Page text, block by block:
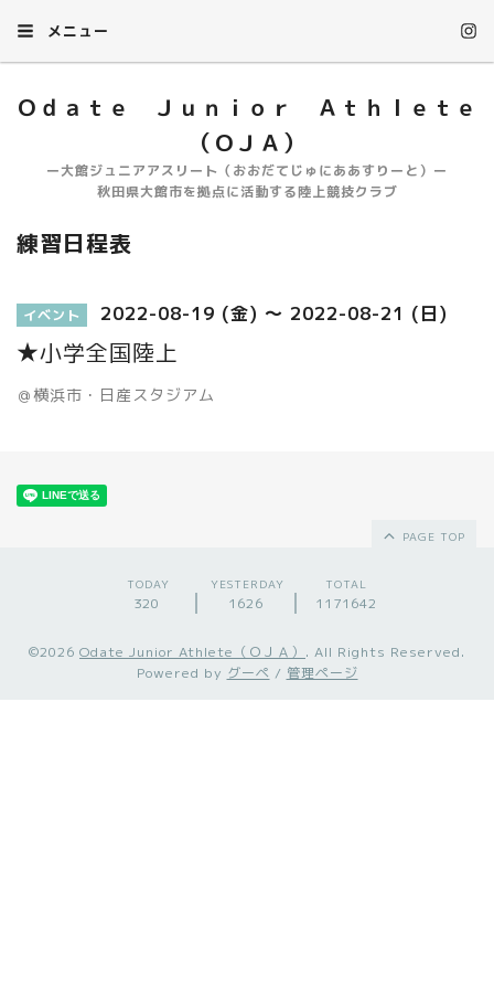
メニュー
Ｏｄａｔｅ Ｊｕｎｉｏｒ Ａｔｈｌｅｔｅ
（ＯＪＡ）
ー大館ジュニアアスリート（おおだてじゅにああすりーと）ー
秋田県大館市を拠点に活動する陸上競技クラブ
練習日程表
イベント 2022-08-19 (金) ～ 2022-08-21 (日)
★小学全国陸上
＠横浜市・日産スタジアム
PAGE TOP
TODAY
320
YESTERDAY
1626
TOTAL
1171642
©2026 Odate Junior Athlete（ＯＪＡ） . All Rights Reserved.
Powered by グーペ / 管理ページ